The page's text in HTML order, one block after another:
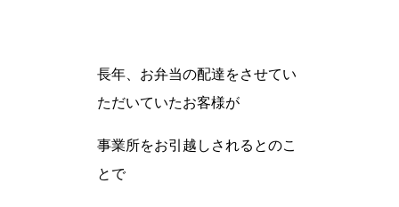
長年、お弁当の配達をさせてい
ただいていたお客様が
事業所をお引越しされるとのこ
とで